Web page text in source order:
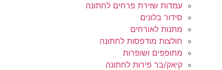
עמדות שזירת פרחים לחתונה
סידור בלונים
מתנות לאורחים
חולצות מודפסות לחתונה
מתופפים ושופרות
קיאק/בר פירות לחתונה